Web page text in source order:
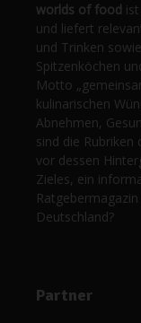
worlds of food
und liefert
und Trinken
Spitzenköchen
Motto
kulinarischen
Abnehmen,
sind die Rubriken
vor dessen
Zieles, ein
Deutschland?
Partner